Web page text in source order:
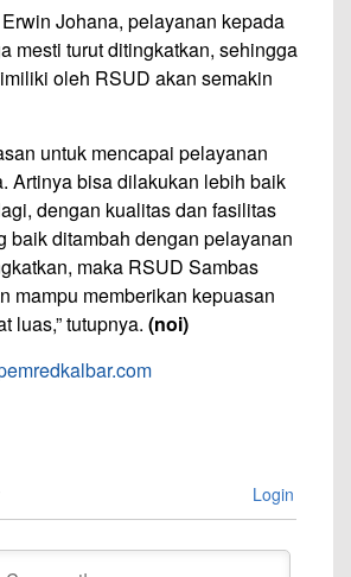
Johana, pelayanan kepada
mesti turut ditingkatkan, sehingga
oleh RSUD akan semakin
untuk mencapai pelayanan
Artinya bisa dilakukan lebih baik
dengan kualitas dan fasilitas
baik ditambah dengan pelayanan
maka RSUD Sambas
mampu memberikan kepuasan
luas,” tutupnya. (noi)
Login